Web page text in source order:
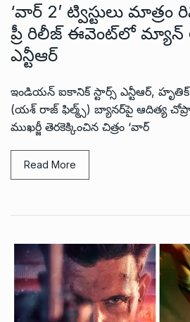
‘వార్ 2’ ట్విస్టులు
ప్రీ రిలీజ్ ఈవెంట్‌లో
ఎన్టీఆర్
ఇండియన్ ఐకానిక్ స్టార్స్ ఎన్టీఆర్,
(యశ్ రాజ్ ఫిల్మ్స్) బ్యానర్‌పై ఆదిత్య
ముఖర్జీ తెరకెక్కించిన చిత్రం ‘వార్
Read More